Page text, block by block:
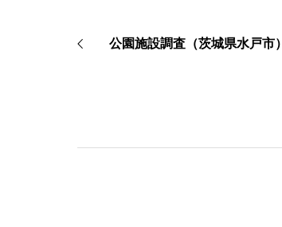
公園施設調査（茨城県水戸市）